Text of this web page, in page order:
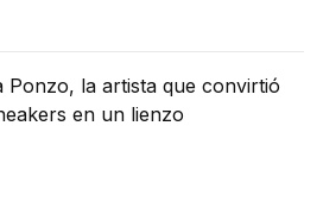
Ponzo, la artista que convirtió
en un lienzo